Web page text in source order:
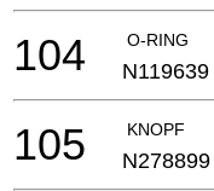
O-RING
104 N119639
KNOPF
105 N278899